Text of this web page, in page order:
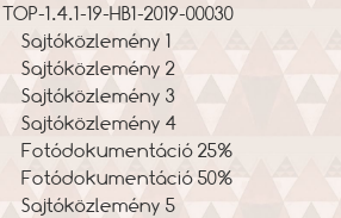
TOP-1.4.1-19-HB1-2019-00030
Sajtóközlemény 1
Sajtóközlemény 2
Sajtóközlemény 3
Sajtóközlemény 4
Fotódokumentáció 25%
Fotódokumentáció 50%
Sajtóközlemény 5